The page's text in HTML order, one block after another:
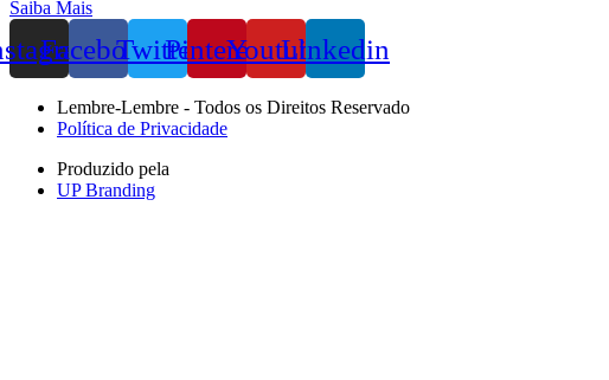
Saiba Mais
FacebookTwitterPinterestYoutubeLinkedin
Lembre-Lembre - Todos os Direitos Reservado
Política de Privacidade
Produzido pela
UP Branding